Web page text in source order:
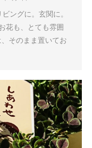
ングに。玄関に。
花も、とても雰囲
そのまま置いてお